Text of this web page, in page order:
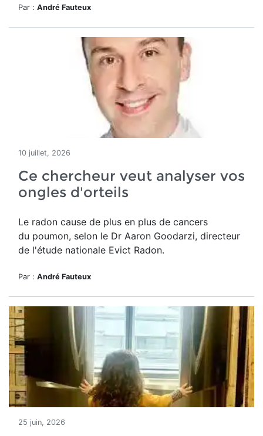
Par : André Fauteux
10 juillet, 2026
Ce chercheur veut analyser vos
ongles d'orteils
Le radon cause de plus en plus de cancers
du poumon, selon le Dr Aaron Goodarzi, directeur
de l'étude nationale Evict Radon.
Par : André Fauteux
25 juin, 2026